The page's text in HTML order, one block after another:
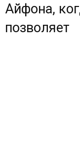
Айфона,
позволяет